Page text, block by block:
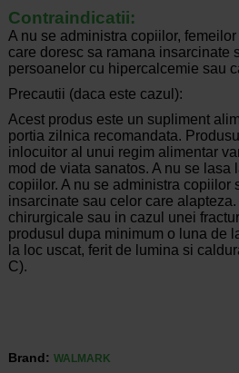
Contraindicatii:
A nu se administra copiilor,
care doresc sa ramana insarcinate
persoanelor cu hipercalcemie sau
Precautii (daca este cazul):
Acest produs este un supliment
portia zilnica recomandata.
inlocuitor al unui regim alimentar
mod de viata sanatos. A nu se lasa
copiilor. A nu se administra copiilor
insarcinate sau celor care
chirurgicale sau in cazul unei
produsul dupa minimum o luna de
la loc uscat, ferit de lumina si
C).
Brand: WALMARK